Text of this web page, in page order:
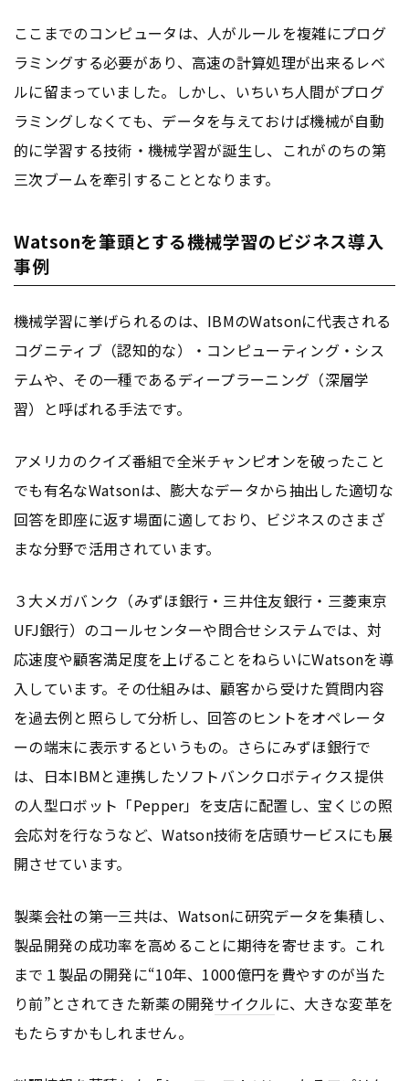
ここまでのコンピュータは、人がルールを複雑にプログ
ラミングする必要があり、高速の計算処理が出来るレベ
ルに留まっていました。しかし、いちいち人間がプログ
ラミングしなくても、データを与えておけば機械が自動
的に学習する技術・機械学習が誕生し、これがのちの第
三次ブームを牽引することとなります。
Watsonを筆頭とする機械学習のビジネス導入
事例
機械学習に挙げられるのは、IBMのWatsonに代表される
コグニティブ（認知的な）・コンピューティング・シス
テムや、その一種であるディープラーニング（深層学
習）と呼ばれる手法です。
アメリカのクイズ番組で全米チャンピオンを破ったこと
でも有名なWatsonは、膨大なデータから抽出した適切な
回答を即座に返す場面に適しており、ビジネスのさまざ
まな分野で活用されています。
３大メガバンク（みずほ銀行・三井住友銀行・三菱東京
UFJ銀行）のコールセンターや問合せシステムでは、対
応速度や顧客満足度を上げることをねらいにWatsonを導
入しています。その仕組みは、顧客から受けた質問内容
を過去例と照らして分析し、回答のヒントをオペレータ
ーの端末に表示するというもの。さらにみずほ銀行で
は、日本IBMと連携したソフトバンクロボティクス提供
の人型ロボット「Pepper」を支店に配置し、宝くじの照
会応対を行なうなど、Watson技術を店頭サービスにも展
開させています。
製薬会社の第一三共は、Watsonに研究データを集積し、
製品開発の成功率を高めることに期待を寄せます。これ
まで１製品の開発に“10年、1000億円を費やすのが当た
り前”とされてきた新薬の開発サイクルに、大きな変革を
もたらすかもしれません。